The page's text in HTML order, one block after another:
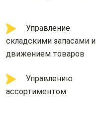
Управление
складскими запасами и
движением товаров
Управлению
ассортиментом